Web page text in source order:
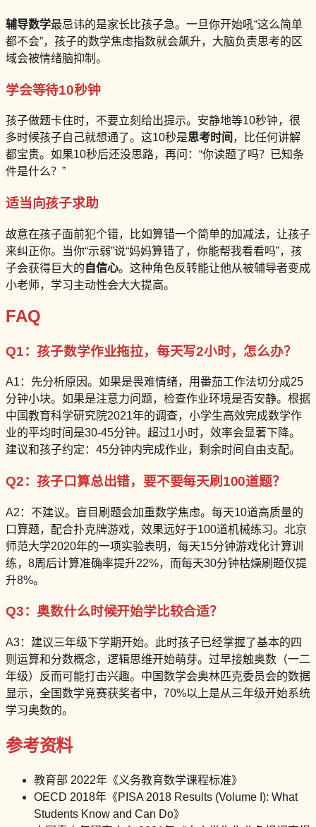
辅导数学最忌讳的是家长比孩子急。一旦你开始吼“这么简单
都不会”，孩子的数学焦虑指数就会飙升，大脑负责思考的区
域会被情绪脑抑制。
学会等待10秒钟
孩子做题卡住时，不要立刻给出提示。安静地等10秒钟，很
多时候孩子自己就想通了。这10秒是思考时间 ，比任何讲解
都宝贵。如果10秒后还没思路，再问：“你读题了吗？已知条
件是什么？”
适当向孩子求助
故意在孩子面前犯个错，比如算错一个简单的加减法，让孩子
来纠正你。当你“示弱”说“妈妈算错了，你能帮我看看吗”，孩
子会获得巨大的 自信心。这种角色反转能让他从被辅导者变成
小老师，学习主动性会大大提高。
FAQ
Q1：孩子数学作业拖拉，每天写2小时，怎么办？
A1：先分析原因。如果是畏难情绪，用番茄工作法切分成25
分钟小块。如果是注意力问题，检查作业环境是否安静。根据
中国教育科学研究院2021年的调查，小学生高效完成数学作
业的平均时间是30-45分钟。超过1小时，效率会显著下降。
建议和孩子约定：45分钟内完成作业，剩余时间自由支配。
Q2：孩子口算总出错，要不要每天刷100道题？
A2：不建议。盲目刷题会加重数学焦虑。每天10道高质量的
口算题，配合扑克牌游戏，效果远好于100道机械练习。北京
师范大学2020年的一项实验表明，每天15分钟游戏化计算训
练，8周后计算准确率提升22%，而每天30分钟枯燥刷题仅提
升8%。
Q3：奥数什么时候开始学比较合适？
A3：建议三年级下学期开始。此时孩子已经掌握了基本的四
则运算和分数概念，逻辑思维开始萌芽。过早接触奥数（一二
年级）反而可能打击兴趣。中国数学会奥林匹克委员会的数据
显示，全国数学竞赛获奖者中，70%以上是从三年级开始系统
学习奥数的。
参考资料
教育部 2022年《义务教育数学课程标准》
OECD 2018年《PISA 2018 Results (Volume I): What
Students Know and Can Do》